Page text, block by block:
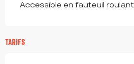
Accessible en fauteuil
TARIFS